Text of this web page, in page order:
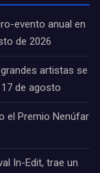
evento anual en
de 2026
artistas se
17 de agosto
el Premio Nenúfar
In-Edit, trae un